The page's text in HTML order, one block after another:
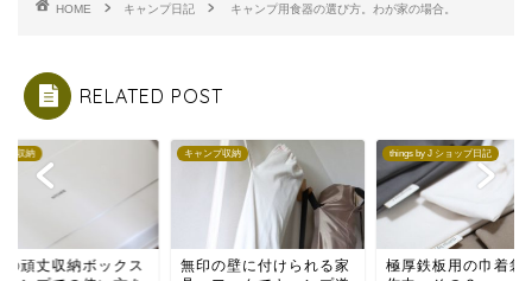
HOME キャンプ日記 キャンプ用食器の選び方。わが家の場合。
RELATED POST
プ収納
の壁に付けられる家
things by J ショップ日記
極厚鉄板用の巾着袋を試
キャンプ収納
無印の頑丈収納ボッ